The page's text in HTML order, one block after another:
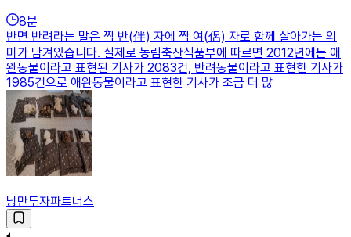
8분
반면 반려라는 말은 짝 반(伴) 자에 짝 여(侶) 자로 함께 살아가는 의
미가 담겨있습니다. 실제로 농림축산식품부에 따르면 2012년에는 애
완동물이라고 표현된 기사가 2083건, 반려동물이라고 표현한 기사가
1985건으로 애완동물이라고 표현한 기사가 조금 더 많
낭만투자파트너스